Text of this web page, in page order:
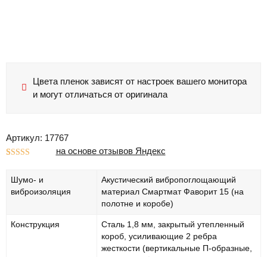
Артикул: 17767
основе
опроса
пользователя
на основе отзывов Яндекс
Шумо- и
виброизоляция
Акустический вибропоглощающий
материал Смартмат Фаворит 15 (на
полотне и коробе)
Конструкция
Сталь 1,8 мм, закрытый утепленный
короб, усиливающие 2 ребра
жесткости (вертикальные П-образные,
Цвета пленок зависят от настроек вашего монитора
и могут отличаться от оригинала